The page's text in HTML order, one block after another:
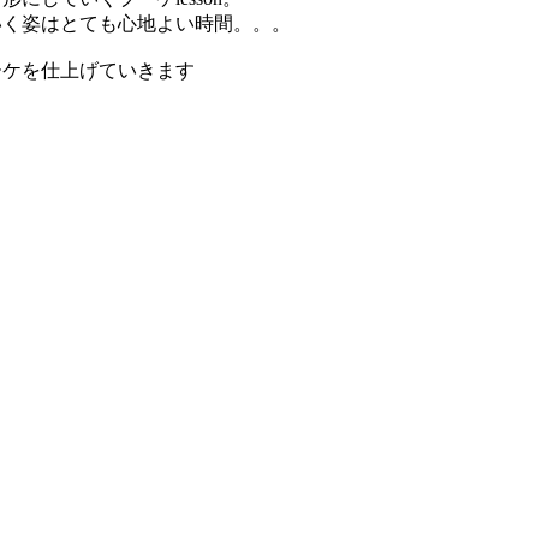
姿はとても心地よい時間。。。
を仕上げていきます